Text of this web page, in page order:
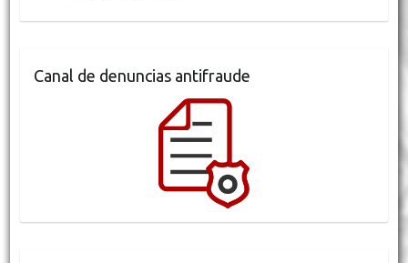
Canal de denuncias antifraude